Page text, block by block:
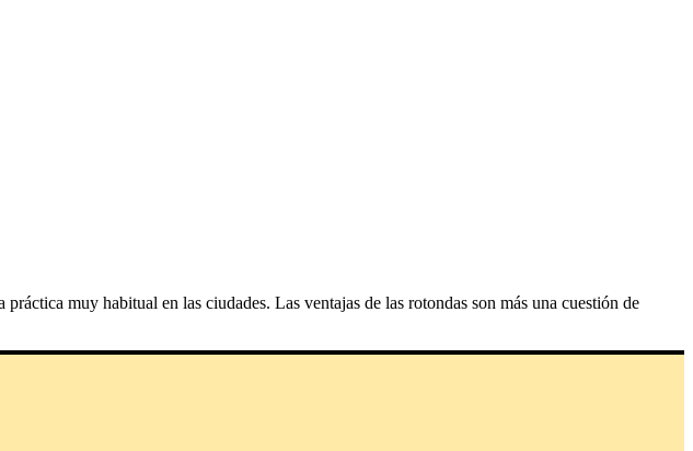
muy habitual en las ciudades. Las ventajas de las rotondas son más una cuestión de